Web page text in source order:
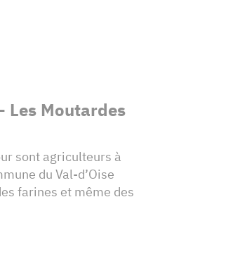
Les Moutardes
sont agriculteurs à
du Val-d’Oise
farines et même des